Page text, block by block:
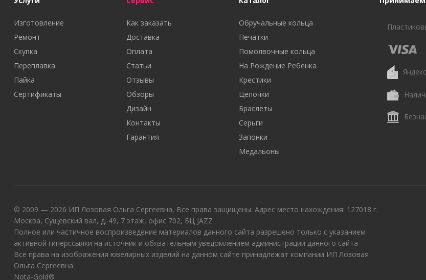
Изготовление
Ремонт
Скупка
Переплавка
Пайка
Сертификаты
Как заказать
Доставка
Оплата
Статьи
Отзывы
Обзоры
Дизайн
Контакты
Гарантия
Обручальные кольца
Печатки
Помолвочные кольца
На Рождение Ребенка
Крестики
Цепочки
Браслеты
Серьги
Запонки
Медальоны
© 2009 — 2026 ИП Лозовая Ольга Сергеевна, Все права защищены. Адрес место нахождения: 127018 г.
Москва, Сущевский вал, д. 49, 7 этаж, офис 702, БЦ JAZZ
Полное или частичное воспроизведение материалов данного сайта разрешено только с указанием
активной гиперссылки на источник и обязательным уведомлением администрации данного сайта
Все права на изображения ювелирных изделий на данном сайте принадлежат компании ИП Лозовая
Ольга Сергеевна.
Nota-Gold®